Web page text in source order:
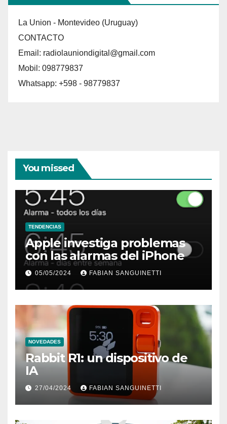
La Union - Montevideo (Uruguay)
CONTACTO
Email: radiolauniondigital@gmail.com
Mobil: 098779837
Whatsapp: +598 - 98779837
You missed
TENDENCIAS
Apple investiga problemas
con las alarmas del iPhone
05/05/2024 FABIAN SANGUINETTI
NOVEDADES
Rabbit R1: un dispositivo de
IA
27/04/2024 FABIAN SANGUINETTI